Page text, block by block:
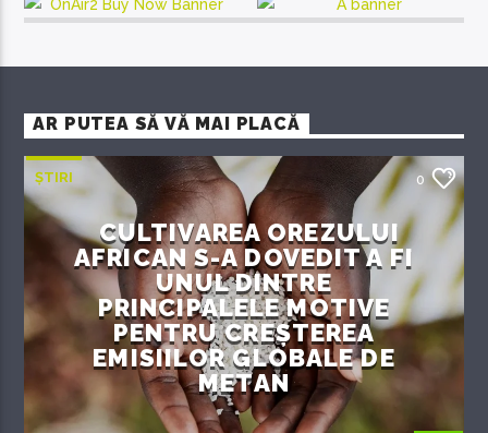
AR PUTEA SĂ VĂ MAI PLACĂ
ȘTIRI 0
CULTIVAREA OREZULUI
AFRICAN S-A DOVEDIT A FI
UNUL DINTRE
PRINCIPALELE MOTIVE
PENTRU CREȘTEREA
EMISIILOR GLOBALE DE
METAN